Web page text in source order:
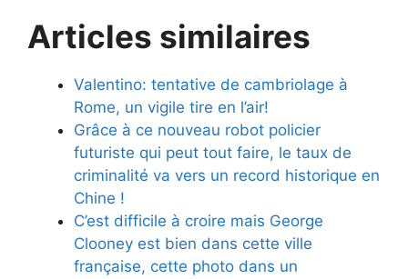
Articles similaires
Valentino: tentative de cambriolage à
Rome, un vigile tire en l’air!
Grâce à ce nouveau robot policier
futuriste qui peut tout faire, le taux de
criminalité va vers un record historique en
Chine !
C’est difficile à croire mais George
Clooney est bien dans cette ville
française, cette photo dans un